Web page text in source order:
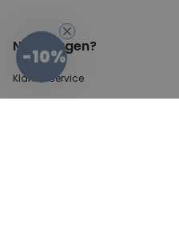
Nog vragen?
Klantenservice
-10%